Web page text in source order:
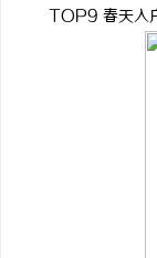
TOP9 春天入